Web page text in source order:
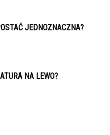
JEDNOZNACZNA?
NA LEWO?